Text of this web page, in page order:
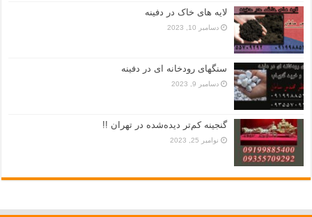
لایه های خاک در دفینه
دسامبر 10, 2023
سنگهای رودخانه ای در دفینه
دسامبر 9, 2023
گنجینه کم‌تر دیده‌شده در تهران !!
نوامبر 25, 2023